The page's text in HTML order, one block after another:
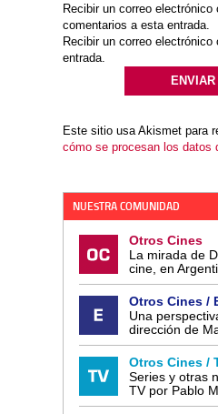
Recibir un correo
comentarios a esta entrada.
Recibir un correo electrónico
entrada.
Este sitio usa Akismet para
cómo se procesan los datos
NUESTRA COMUNIDAD
Otros Cines
La mirada de
cine, en
Otros Cines /
Una
dirección de
Otros Cines /
Series y otras
TV por Pablo